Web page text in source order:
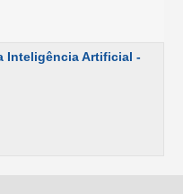
Inteligência Artificial -